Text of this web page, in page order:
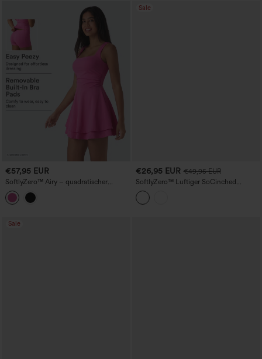
€57,95 EUR
SoftlyZero™ Airy – quadratischer
Ausschnitt, integrierter BH, ärmelloses
2‑in‑1, zweilagiges InstantCool Mini-
Yoga-Active-Kleid mit Taschen – Easy
Sale
€26,95 EUR €49,95 EUR
SoftlyZero™ Luftiger SoCinched
Halbzip-Ärmelloses Mini-Tennis-
Aktivkleid mit Bauchkontrollshorts
Sale